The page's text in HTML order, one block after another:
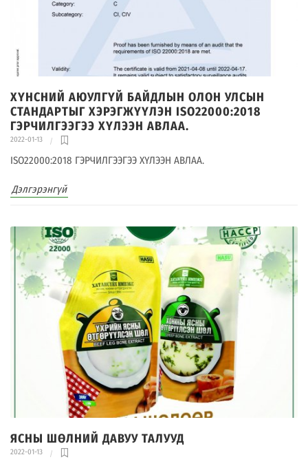
ХҮНСНИЙ АЮУЛГҮЙ БАЙДЛЫН ОЛОН УЛСЫН
СТАНДАРТЫГ ХЭРЭГЖҮҮЛЭН ISO22000:2018
ГЭРЧИЛГЭЭГЭЭ ХҮЛЭЭН АВЛАА.
2022-01-13
ISO22000:2018 ГЭРЧИЛГЭЭГЭЭ ХҮЛЭЭН АВЛАА.
Дэлгэрэнгүй
ЯСНЫ ШӨЛНИЙ ДАВУУ ТАЛУУД
2022-01-13